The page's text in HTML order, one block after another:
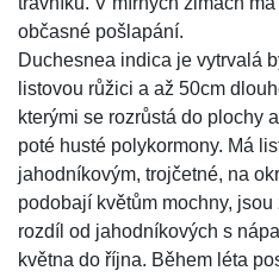
občasné pošlapání.
Duchesnea indica je vytrvalá
listovou růžici a až 50cm
kterými se rozrůstá do plochy
poté husté polykormony. Má
jahodníkovým, trojčetné, na
podobají květům mochny,
rozdíl od jahodníkových s
května do října. Během léta